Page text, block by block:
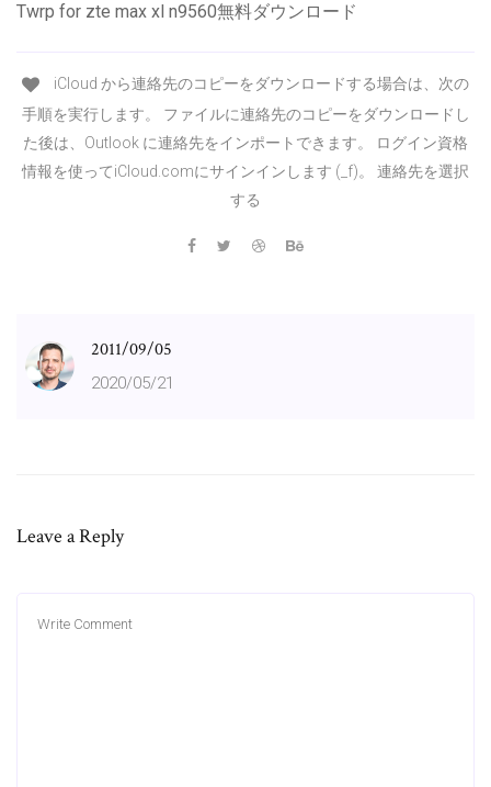
Twrp for zte max xl n9560無料ダウンロード
iCloud から連絡先のコピーをダウンロードする場合は、次の
手順を実行します。 ファイルに連絡先のコピーをダウンロードし
た後は、Outlook に連絡先をインポートできます。 ログイン資格
情報を使ってiCloud.comにサインインします (_f)。 連絡先を選択
する
2011/09/05
2020/05/21
Leave a Reply